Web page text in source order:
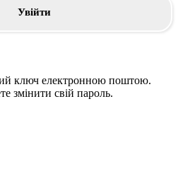
Увійти
ключ електронною поштою.
змінити свій пароль.